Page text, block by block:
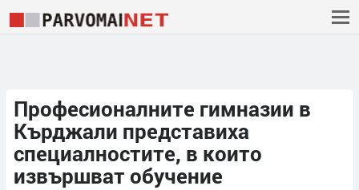
Професионалните гимназии в
Кърджали представиха
специалностите, в които
извършват обучение